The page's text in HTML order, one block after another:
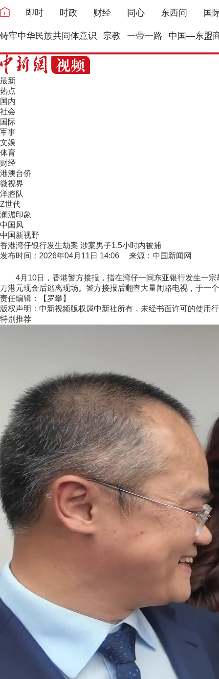
即时 时政 财经 同心 东西问 国
铸牢中华民族共同体意识 宗教 一带一路 中国—东盟
最新
热点
国内
社会
国际
军事
文娱
体育
财经
港澳台侨
微视界
洋腔队
Z世代
澜湄印象
中国风
中国新视野
香港湾仔银行发生劫案 涉案男子1.5小时内被捕
发布时间：2026年04月11日 14:06 来源：中国新闻网
4月10日，香港警方接报，指在湾仔一间东亚银行发生一宗
万港元现金后逃离现场。警方接报后翻查大量闭路电视，于一
责任编辑：【罗攀】
版权声明：中新视频版权属中新社所有，未经书面许可的使用
特别推荐